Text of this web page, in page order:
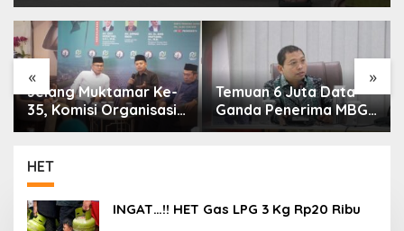
« »
Temuan 6 Juta Data
Ganda Penerima MBG,
Komisi IX: Tindak
Pemerintah Diminta
Mengkaji Rencana
Kenaikan Gaji Kepala
HET
INGAT…!! HET Gas LPG 3 Kg Rp20 Ribu